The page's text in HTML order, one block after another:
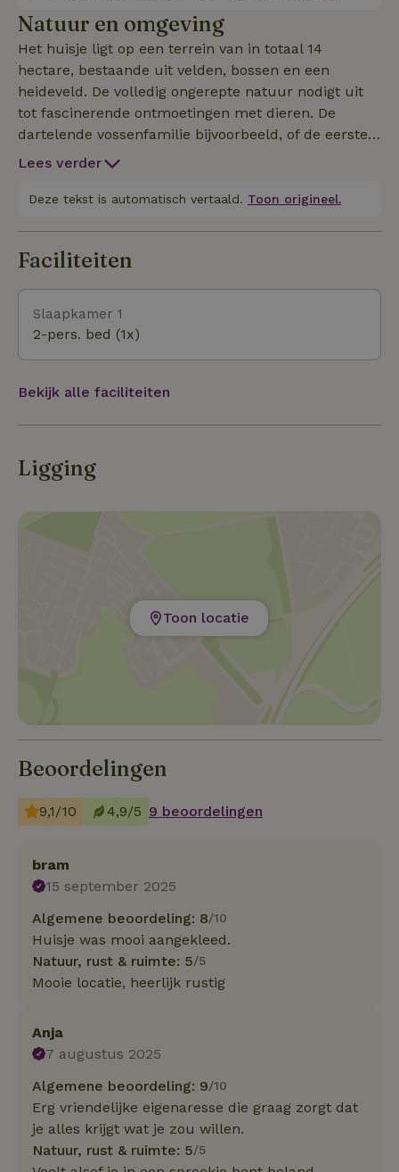
Natuur en omgeving
Het huisje ligt op een terrein van in totaal 14
hectare, bestaande uit velden, bossen en een
heideveld. De volledig ongerepte natuur nodigt uit
tot fascinerende ontmoetingen met dieren. De
dartelende vossenfamilie bijvoorbeeld, of de eerste
vluchtpogingen van de kraanvogelkinderen..., het
haar tweelingkalfjes beschermt... Als je oog hebt
de NATUURPADEN een geweldige manier om dat te
wandelpad van Duitsland".
Lees verder
Deze tekst is automatisch vertaald. Toon origineel.
Faciliteiten
Slaapkamer 1
2-pers. bed (1x)
Bekijk alle faciliteiten
Ligging
Toon locatie
Beoordelingen
9,1/10 4,9/5 9 beoordelingen
bram
15 september 2025
Algemene beoordeling: 8/10
Huisje was mooi aangekleed.
Natuur, rust & ruimte: 5/5
Mooie locatie, heerlijk rustig
Anja
7 augustus 2025
Algemene beoordeling: 9/10
Erg vriendelijke eigenaresse die graag zorgt dat
je alles krijgt wat je zou willen.
Natuur, rust & ruimte: 5/5